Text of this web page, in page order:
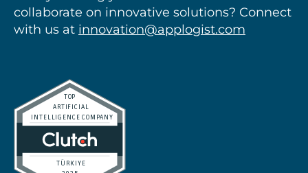
collaborate on innovative solutions? Connect
with us at innovation@applogist.com